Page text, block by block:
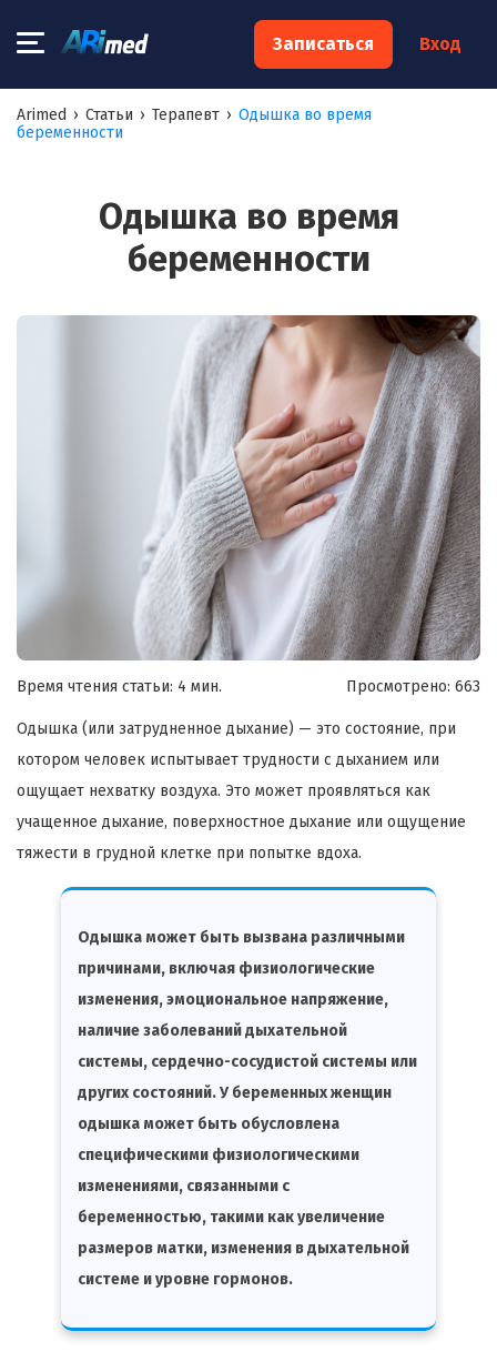
Записаться Вход
Arimed › Статьи › Терапевт › Одышка во время
беременности
Одышка во время
беременности
Время чтения статьи: 4 мин. Просмотрено: 663
Одышка (или затрудненное дыхание) — это состояние, при
котором человек испытывает трудности с дыханием или
ощущает нехватку воздуха. Это может проявляться как
учащенное дыхание, поверхностное дыхание или ощущение
тяжести в грудной клетке при попытке вдоха.
Одышка может быть вызвана различными
причинами, включая физиологические
изменения, эмоциональное напряжение,
наличие заболеваний дыхательной
системы, сердечно-сосудистой системы или
других состояний. У беременных женщин
одышка может быть обусловлена
специфическими физиологическими
изменениями, связанными с
беременностью, такими как увеличение
размеров матки, изменения в дыхательной
системе и уровне гормонов.
×
Запишитесь на консультацию к
Ваш телефон:*
Я согласен на обработку моих персональных данных